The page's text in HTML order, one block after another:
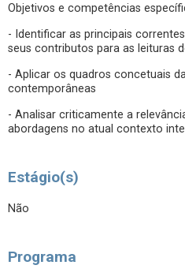
Objetivos e competências
- Identificar as principais
seus contributos para as leituras
- Aplicar os quadros concetuais
contemporâneas
- Analisar criticamente a
abordagens no atual contexto
Estágio(s)
Não
Programa